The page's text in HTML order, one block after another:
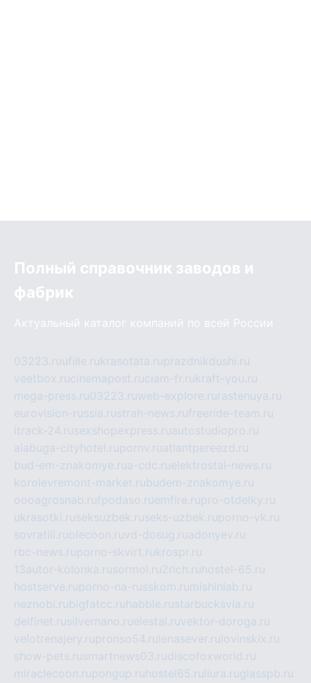
Полный справочник заводов и
фабрик
Актуальный каталог компаний по всей России
03223.ruufille.rukrasotata.ruprazdnikdushi.ru
veetbox.rucinemapost.ruciam-fr.rukraft-you.ru
mega-press.ru03223.ruweb-explore.ru rastenuya.ru
eurovision-russia.rustrah-news.rufreeride-team.ru
itrack-24.rusexshopexpress.ruautostudiopro.ru
alabuga-cityhotel.rupornv.ruatlantpereezd.ru
bud-em-znakomye.rua-cdc.ruelektrostal-news.ru
korolevremont-market.rubudem-znakomye.ru
oooagrosnab.rufpodaso.ruemfire.rupro-otdelky.ru
ukrasotki.ruseksuzbek.ruseks-uzbek.ruporno-vk.ru
sovratili.ruolecoon.ruvd-dosug.ruadonyev.ru
rbc-news.ruporno-skvirt.rukrospr.ru
13autor-kolonka.rusormol.ru2rich.ru hostel-65.ru
hostserve.ruporno-na-russkom.ru mishinlab.ru
neznobi.rubigfatcc.ru habble.rustarbucksvia.ru
delfinet.rusilvernano.ruelestal.ruvektor-doroga.ru
velotrenajery.rupronso54.ru lenasever.ru lovinskix.ru
show-pets.rusmartnews03.rudiscofoxworld.ru
miraclecoon.rupongup.ru hostel65.ru liura.ruglasspb.ru